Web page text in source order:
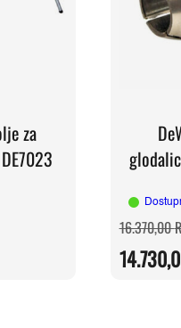
za
RSD.
RSD.
16.370,00